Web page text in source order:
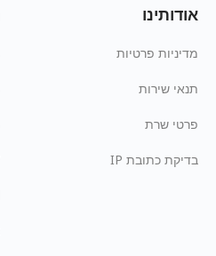
אודותינו
מדיניות פרטיות
תנאי שירות
פרטי שרת
בדיקת כתובת IP